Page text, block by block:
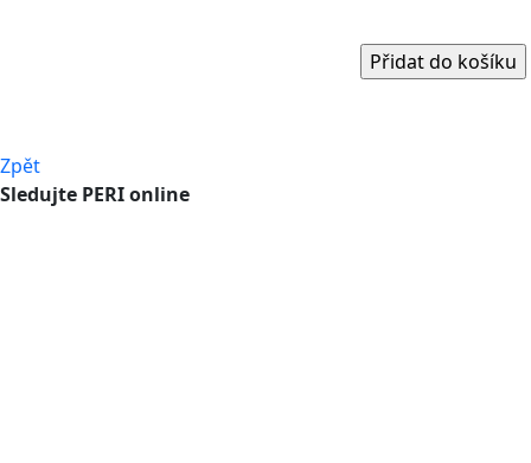
Zpět
Sledujte PERI online